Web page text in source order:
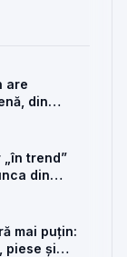
are
din
trend”
din
mai puțin:
piese și